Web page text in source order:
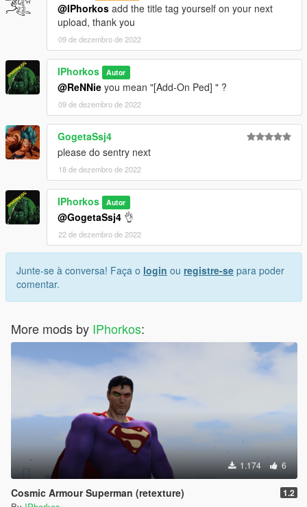
@IPhorkos add the title tag yourself on your next
upload, thank you
09 de dezembro de 2022
IPhorkos Autor
@ReNNie you mean "[Add-On Ped] " ?
09 de dezembro de 2022
GogetaSsj4
please do sentry next
18 de dezembro de 2022
IPhorkos Autor
@GogetaSsj4 👌
22 de dezembro de 2022
Junte-se à conversa! Faça o login ou registre-se para poder
comentar.
More mods by IPhorkos:
1.174 6
Cosmic Armour Superman (retexture) 1.2